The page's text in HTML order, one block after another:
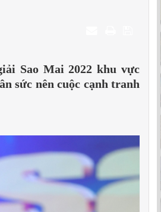
Sao Mai 2022 khu vực
sức nên cuộc cạnh tranh